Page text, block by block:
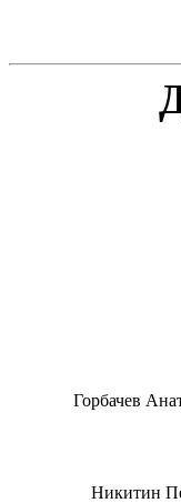
Горбачев
Никитин